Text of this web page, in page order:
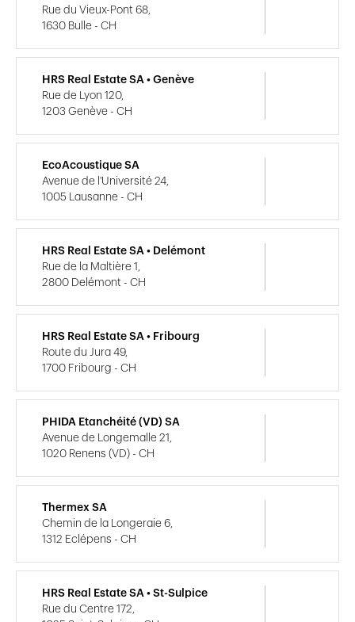
Rue du Vieux-Pont 68,
1630 Bulle - CH
HRS Real Estate SA • Genève
Rue de Lyon 120,
1203 Genève - CH
EcoAcoustique SA
Avenue de l'Université 24,
1005 Lausanne - CH
HRS Real Estate SA • Delémont
Rue de la Maltière 1,
2800 Delémont - CH
HRS Real Estate SA • Fribourg
Route du Jura 49,
1700 Fribourg - CH
PHIDA Etanchéité (VD) SA
Avenue de Longemalle 21,
1020 Renens (VD) - CH
Thermex SA
Chemin de la Longeraie 6,
1312 Eclépens - CH
HRS Real Estate SA • St-Sulpice
Rue du Centre 172,